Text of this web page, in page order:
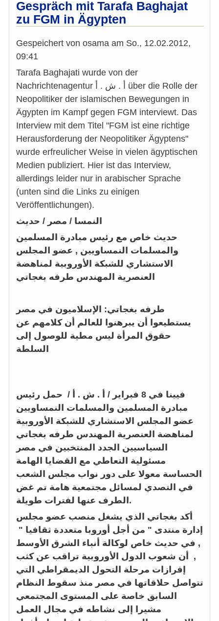
Gespräch mit Tarafa Baghajat
zu FGM in Ägypten
Gespeichert von osama am So., 12.02.2012,
09:41
Tarafa Baghajati wurde von der
Nachrichtenagentur أ . ش . أ über die Rolle der
Neopolitiker der islamischen Bewegungen in
Ägypten im Kampf gegen FGM interviewt. Das
Interview mit dem Titel "FGM ist eine richtige
Herausforderung der Neopolitiker Ägyptens"
wurde erfreulicher Weise in vielen ägyptischen
Medien publiziert. Hier ist das Interview,
allerdings leider nur in arabischer Sprache
(unten sind die Links zu einigen
Veröffentlichungen).
النمسا / مصر / حديث
حديث خاص مع رئيس مبادرة المسلمين
والمسلمات النمساويين , عضو المجلس
الاستشاري للشبكة الأوروبية لمناهضة
العنصرية المهندس طرفه بغجاتي
طرفه بغجاتي:
الإسلاميون في مصر
يستطيعوا أن يبرهنوا للعالم أن كلامهم عن
حقوق المرأة ليس مطية للوصول إلى
السلطة
فيينا في 8 فبراير / أ . ش . أ / حمل رئيس
مبادرة المسلمين والمسلمات النمساويين
عضو المجلس الاستشاري للشبكة الأوروبية
لمناهضة العنصرية المهندس طرفه بغجاتي
السياسيين الجدد المنتخبين في مصر
مسئولية التعاطي مع القضايا الهامة
الحساسة معولا على دور نواب مجلس الشعب
في التصدي لمسائل مجتمعية هامة تم غض
الطرف عنها لفترات طويلة.
أكد بغجاتي الذي يشغل منصب عضو مجلس
إدارة منتدى " من أجل أوروبا متعددة ثقافيا "
, في حديث خاص لوكالة أنباء الشرق الأوسط
, أن شعوب الدول الأوروبية تراقب عن كثب
إفرازات مرحلة التحول الديمقراطي التي
تتواصل حلاقاتها في مصر منذ سقوط النظام
السابق خاصة على المستوى المجتمعي
مشيرا إلى نشاطه في مجال العمل